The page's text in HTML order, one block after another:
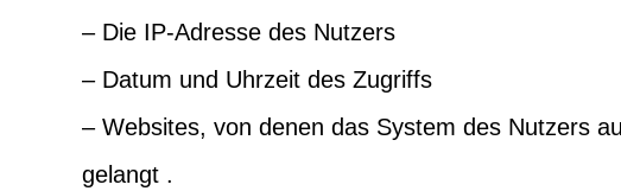
– Die IP-Adresse des Nutzers
– Datum und Uhrzeit des Zugriffs
– Websites, von denen das System des Nutzers
gelangt .